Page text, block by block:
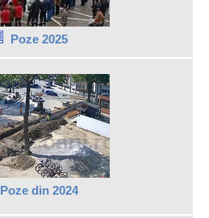
Poze 2025
Poze din 2024